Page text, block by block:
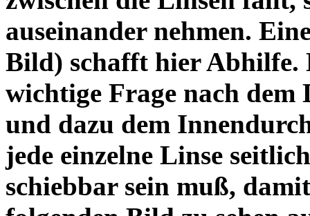
auseinander nehmen.
Bild) schafft hier Abhilfe.
wichtige Frage nach dem
und dazu dem
jede einzelne Linse
schiebbar sein muß,